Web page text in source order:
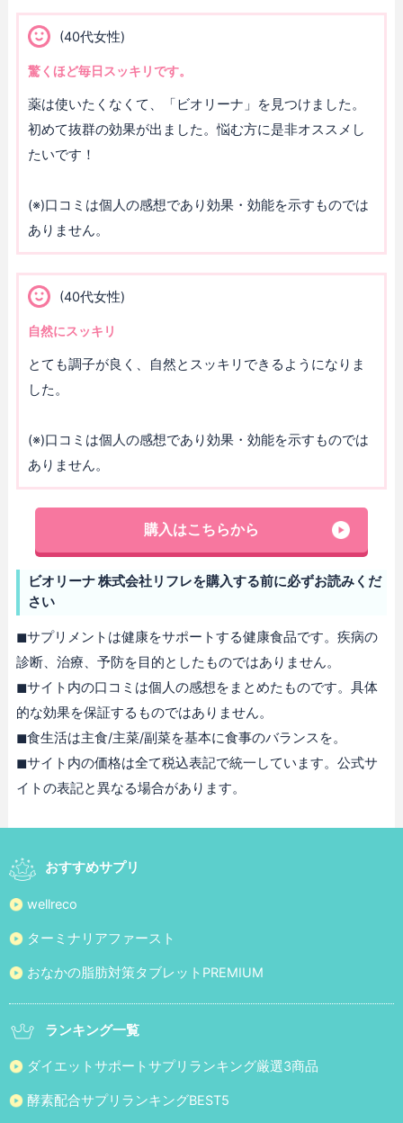
(40代女性)
驚くほど毎日スッキリです。
薬は使いたくなくて、「ビオリーナ」を見つけました。
初めて抜群の効果が出ました。悩む方に是非オススメし
たいです！
(※)口コミは個人の感想であり効果・効能を示すものでは
ありません。
(40代女性)
自然にスッキリ
とても調子が良く、自然とスッキリできるようになりま
した。
(※)口コミは個人の感想であり効果・効能を示すものでは
ありません。
購入はこちらから
ビオリーナ 株式会社リフレを購入する前に必ずお読みくだ
さい
◼︎サプリメントは健康をサポートする健康食品です。疾病の
診断、治療、予防を目的としたものではありません。
◼︎サイト内の口コミは個人の感想をまとめたものです。具体
的な効果を保証するものではありません。
◼︎食生活は主食/主菜/副菜を基本に食事のバランスを。
◼︎サイト内の価格は全て税込表記で統一しています。公式サ
イトの表記と異なる場合があります。
おすすめサプリ
wellreco
ターミナリアファースト
おなかの脂肪対策タブレットPREMIUM
ランキング一覧
ダイエットサポートサプリランキング厳選3商品
酵素配合サプリランキングBEST5